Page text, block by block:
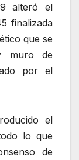
alteró el
finalizada
que se
muro de
por el
el
lo que
de